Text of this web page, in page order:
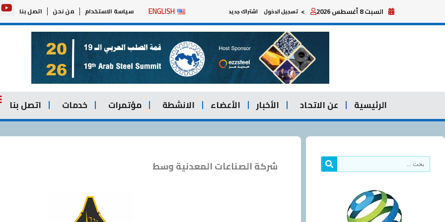
السبت 8 أغسطس 2026 > تسجيل الدخول اشتراك جديد ENGLISH سياسة الاستخدام من نحن اتصل بنا
Y
o
u
الرئيسية عن الاتحاد الأخبار الأعضاء الانشطة مؤتمرات خدمات اتصل بنا
Search شركة الصناعات المعدنية وسط